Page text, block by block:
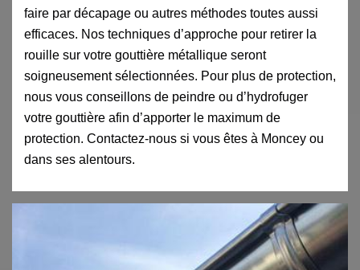
faire par décapage ou autres méthodes toutes aussi
efficaces. Nos techniques d’approche pour retirer la
rouille sur votre gouttière métallique seront
soigneusement sélectionnées. Pour plus de protection,
nous vous conseillons de peindre ou d’hydrofuger
votre gouttière afin d’apporter le maximum de
protection. Contactez-nous si vous êtes à Moncey ou
dans ses alentours.